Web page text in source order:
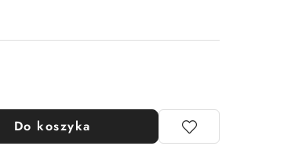
Do koszyka